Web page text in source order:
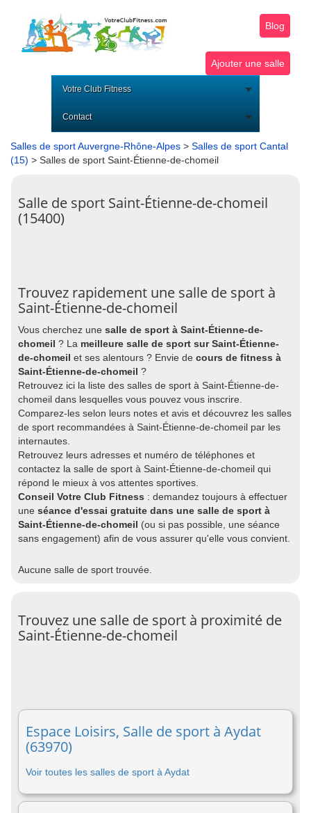
Blog
Ajouter une salle
Votre Club Fitness
Contact
Salles de sport Auvergne-Rhône-Alpes > Salles de sport Cantal
(15) > Salles de sport Saint-Étienne-de-chomeil
Salle de sport Saint-Étienne-de-chomeil
(15400)
Trouvez rapidement une salle de sport à
Saint-Étienne-de-chomeil
Vous cherchez une salle de sport à Saint-Étienne-de-
chomeil ? La meilleure salle de sport sur Saint-Étienne-
de-chomeil et ses alentours ? Envie de cours de fitness à
Saint-Étienne-de-chomeil ?
Retrouvez ici la liste des salles de sport à Saint-Étienne-de-
chomeil dans lesquelles vous pouvez vous inscrire.
Comparez-les selon leurs notes et avis et découvrez les salles
de sport recommandées à Saint-Étienne-de-chomeil par les
internautes.
Retrouvez leurs adresses et numéro de téléphones et
contactez la salle de sport à Saint-Étienne-de-chomeil qui
répond le mieux à vos attentes sportives.
Conseil Votre Club Fitness : demandez toujours à effectuer
une séance d'essai gratuite dans une salle de sport à
Saint-Étienne-de-chomeil (ou si pas possible, une séance
sans engagement) afin de vous assurer qu'elle vous convient.
Aucune salle de sport trouvée.
Trouvez une salle de sport à proximité de
Saint-Étienne-de-chomeil
Espace Loisirs, Salle de sport à Aydat
(63970)
Voir toutes les salles de sport à Aydat